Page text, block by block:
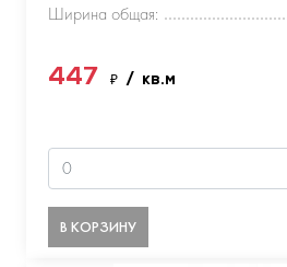
Ширина общая:
447 ₽ / кв.м
В КОРЗИНУ